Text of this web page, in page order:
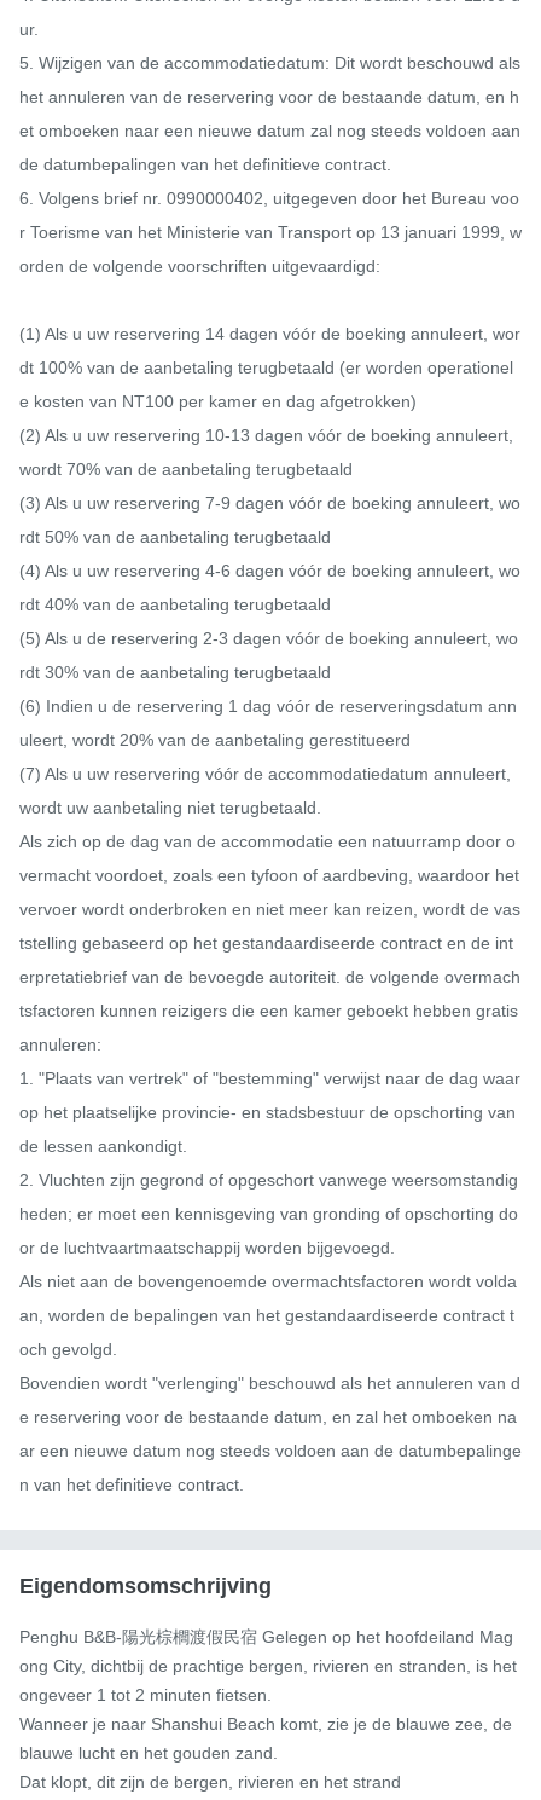
ur.
5. Wijzigen van de accommodatiedatum: Dit wordt beschouwd als
het annuleren van de reservering voor de bestaande datum, en h
et omboeken naar een nieuwe datum zal nog steeds voldoen aan
de datumbepalingen van het definitieve contract.
6. Volgens brief nr. 0990000402, uitgegeven door het Bureau voo
r Toerisme van het Ministerie van Transport op 13 januari 1999, w
orden de volgende voorschriften uitgevaardigd:
(1) Als u uw reservering 14 dagen vóór de boeking annuleert, wor
dt 100% van de aanbetaling terugbetaald (er worden operationel
e kosten van NT100 per kamer en dag afgetrokken)
(2) Als u uw reservering 10-13 dagen vóór de boeking annuleert,
wordt 70% van de aanbetaling terugbetaald
(3) Als u uw reservering 7-9 dagen vóór de boeking annuleert, wo
rdt 50% van de aanbetaling terugbetaald
(4) Als u uw reservering 4-6 dagen vóór de boeking annuleert, wo
rdt 40% van de aanbetaling terugbetaald
(5) Als u de reservering 2-3 dagen vóór de boeking annuleert, wo
rdt 30% van de aanbetaling terugbetaald
(6) Indien u de reservering 1 dag vóór de reserveringsdatum ann
uleert, wordt 20% van de aanbetaling gerestitueerd
(7) Als u uw reservering vóór de accommodatiedatum annuleert,
wordt uw aanbetaling niet terugbetaald.
Als zich op de dag van de accommodatie een natuurramp door o
vermacht voordoet, zoals een tyfoon of aardbeving, waardoor het
vervoer wordt onderbroken en niet meer kan reizen, wordt de vas
tstelling gebaseerd op het gestandaardiseerde contract en de int
erpretatiebrief van de bevoegde autoriteit. de volgende overmach
tsfactoren kunnen reizigers die een kamer geboekt hebben gratis
annuleren:
1. "Plaats van vertrek" of "bestemming" verwijst naar de dag waar
op het plaatselijke provincie- en stadsbestuur de opschorting van
de lessen aankondigt.
2. Vluchten zijn gegrond of opgeschort vanwege weersomstandig
heden; er moet een kennisgeving van gronding of opschorting do
or de luchtvaartmaatschappij worden bijgevoegd.
Als niet aan de bovengenoemde overmachtsfactoren wordt volda
an, worden de bepalingen van het gestandaardiseerde contract t
och gevolgd.
Bovendien wordt "verlenging" beschouwd als het annuleren van d
e reservering voor de bestaande datum, en zal het omboeken na
ar een nieuwe datum nog steeds voldoen aan de datumbepalinge
n van het definitieve contract.
Eigendomsomschrijving
Penghu B&B-陽光棕櫚渡假民宿 Gelegen op het hoofdeiland Mag
ong City, dichtbij de prachtige bergen, rivieren en stranden, is het
ongeveer 1 tot 2 minuten fietsen.
Wanneer je naar Shanshui Beach komt, zie je de blauwe zee, de
blauwe lucht en het gouden zand.
Dat klopt, dit zijn de bergen, rivieren en het strand